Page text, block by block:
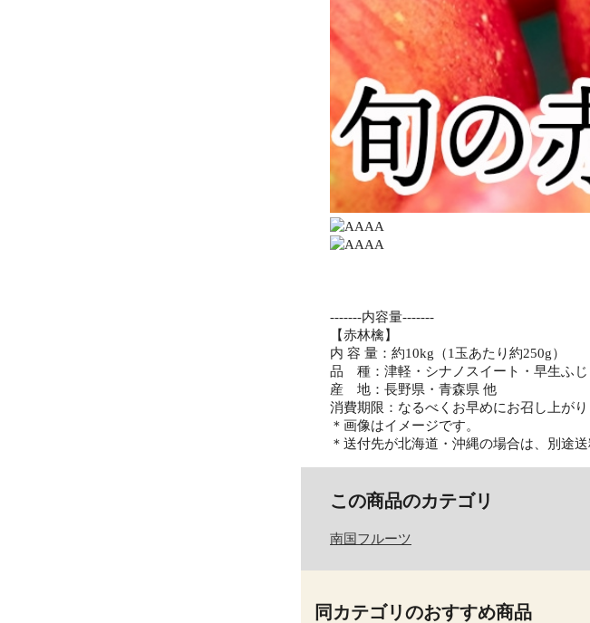
-------内容量-------
【赤林檎】
内 容 量：約10kg（1玉あたり約250g）
品 種：津軽・シナノスイート・早生ふじ
産 地：長野県・青森県 他
消費期限：なるべくお早めにお召し上がり
＊画像はイメージです。
＊送付先が北海道・沖縄の場合は、別途
この商品のカテゴリ
南国フルーツ
同カテゴリのおすすめ商品